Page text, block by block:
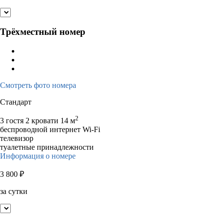
Трёхместный номер
Смотреть фото номера
Стандарт
3 гостя 2 кровати 14 м2
беспроводной интернет Wi-Fi
телевизор
туалетные принадлежности
Информация о номере
3 800 ₽
за сутки